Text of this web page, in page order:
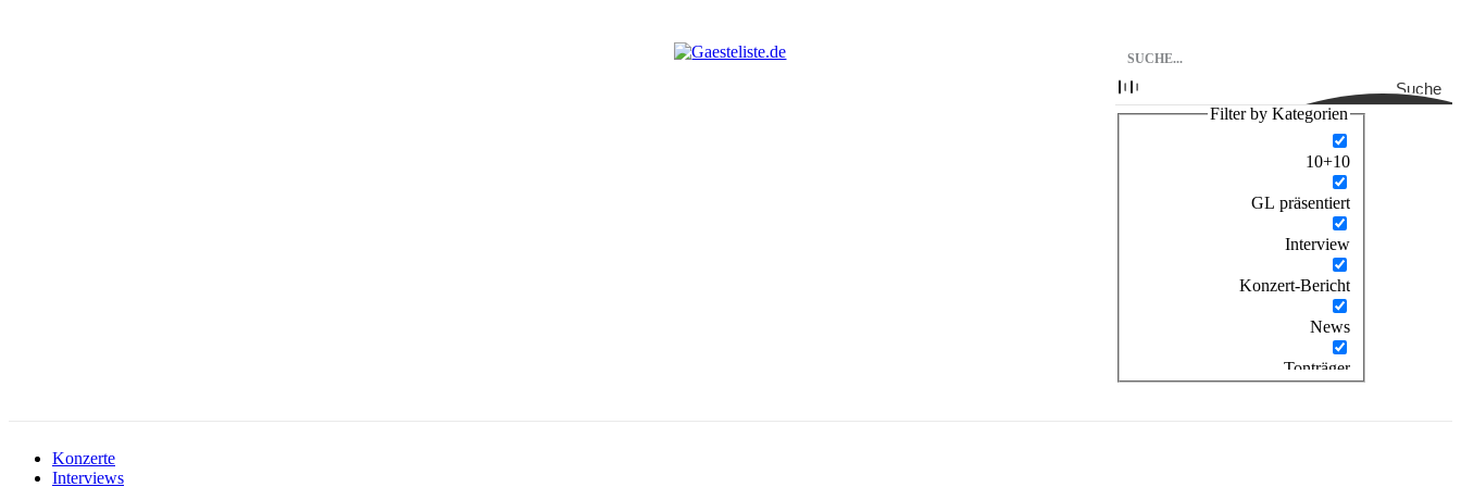
Suche
Filter by Kategorien
10+10
GL präsentiert
Interview
Konzert-Bericht
News
Tonträger
Konzerte
Interviews